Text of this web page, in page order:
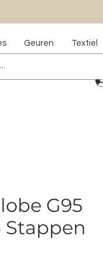
Geuren Textiel
G95
Stappen